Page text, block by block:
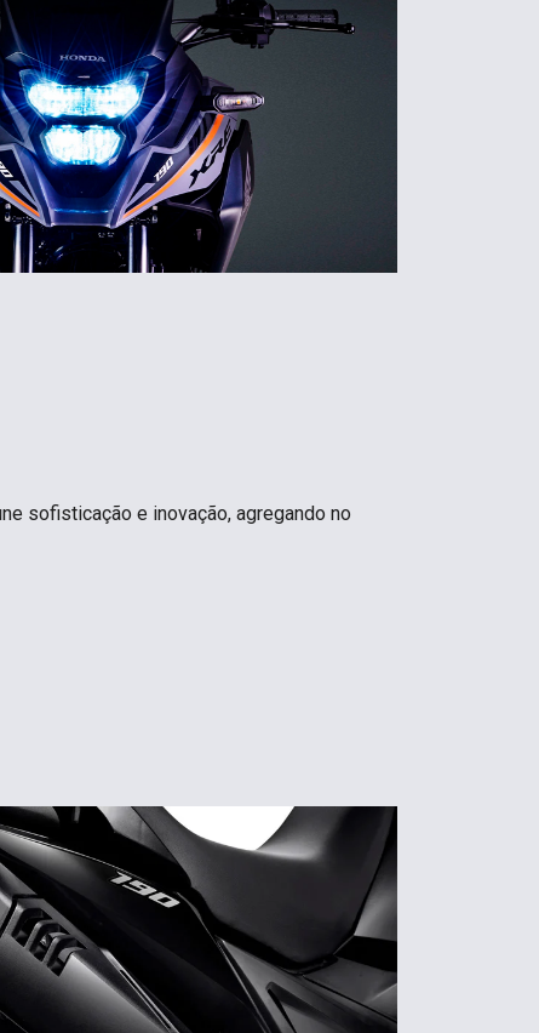
sofisticação e inovação, agregando no